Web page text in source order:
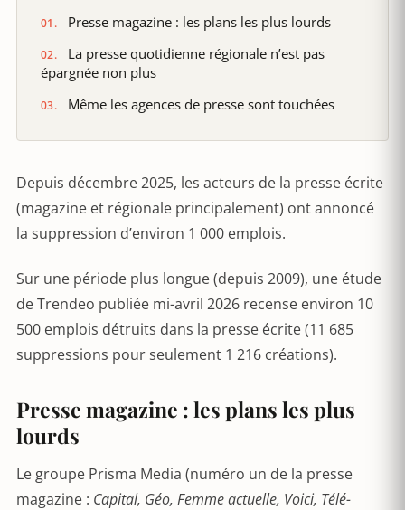
Presse magazine : les plans les plus lourds
La presse quotidienne régionale n’est pas
épargnée non plus
Même les agences de presse sont touchées
Depuis décembre 2025, les acteurs de la presse écrite
(magazine et régionale principalement) ont annoncé
la suppression d’environ 1 000 emplois.
Sur une période plus longue (depuis 2009), une étude
de Trendeo publiée mi-avril 2026 recense environ 10
500 emplois détruits dans la presse écrite (11 685
suppressions pour seulement 1 216 créations).
Presse magazine : les plans les plus
lourds
Le groupe Prisma Media (numéro un de la presse
magazine : Capital, Géo, Femme actuelle, Voici, Télé-